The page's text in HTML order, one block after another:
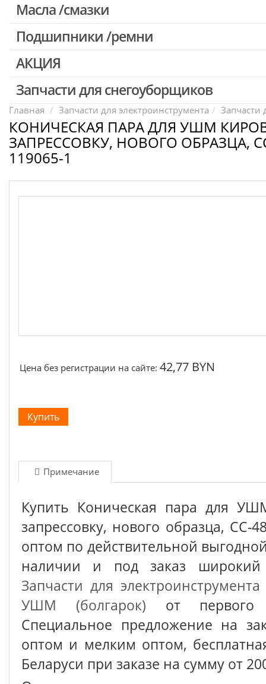
Масла /смазки
Подшипники /ремни
АКЦИЯ
Скидка 50%
Запчасти для снегоуборщиков
Главная Запчасти для электроинструмента Запчасти
КОНИЧЕСКАЯ ПАРА ДЛЯ УШМ
ЗАПРЕССОВКУ, НОВОГО ОБРАЗЦА,
119065-1
Цена без регистрации на сайте: 42,77 BYN
Примечание
Купить Коническая пара для
запрессовку, нового образца, СС-
оптом по действительной
наличии и под заказ широкий
Запчасти для электроинструмента
УШМ (болгарок) от первого
Специальное предложение на
оптом и мелким оптом,
Беларуси при заказе на сумму от